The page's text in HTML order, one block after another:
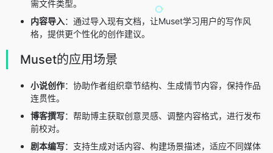
需文件类型。
内容导入：通过导入现有文档，让Muset学习用户的写作风
格，提供更个性化的创作建议。
Muset的应用场景
小说创作：协助作者组织章节结构、生成情节内容，保持作品
连贯性。
博客撰写：帮助博主获取创意灵感、调整内容格式，进行发布
前校对。
剧本编写：支持生成对话内容、构建场景描述，适应不同媒体